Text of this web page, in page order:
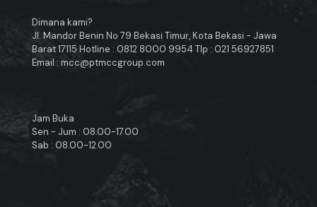
Dimana kami?
Jl. Mandor Benin No 79 Bekasi Timur, Kota Bekasi - Jawa
Barat 17115 Hotline : 0812 8000 9954 Tlp : 021 56927851
Email : mcc@ptmccgroup.com
Jam Buka
Sen - Jum : 08.00-17.00
Sab : 08.00-12.00